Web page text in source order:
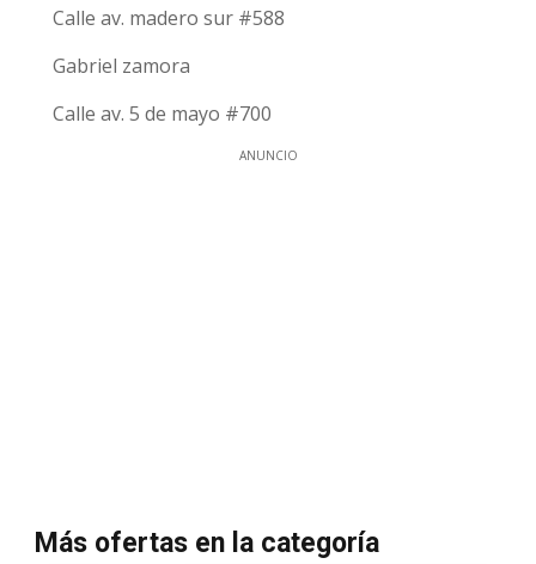
Calle av. madero sur #588
Gabriel zamora
Calle av. 5 de mayo #700
ANUNCIO
Más ofertas en la categoría